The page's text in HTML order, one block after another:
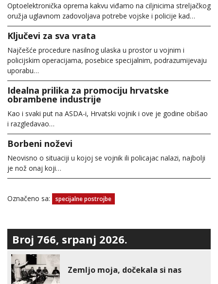
Optoelektronička oprema kakvu viđamo na ciljnicima streljačkog
oružja uglavnom zadovoljava potrebe vojske i policije kad…
Ključevi za sva vrata
Najčešće procedure nasilnog ulaska u prostor u vojnim i
policijskim operacijama, posebice specijalnim, podrazumijevaju
uporabu…
Idealna prilika za promociju hrvatske
obrambene industrije
Kao i svaki put na ASDA-i, Hrvatski vojnik i ove je godine obišao
i razgledavao…
Borbeni noževi
Neovisno o situaciji u kojoj se vojnik ili policajac nalazi, najbolji
je nož onaj koji…
Označeno sa: specijalne postrojbe
Broj 766, srpanj 2026.
Zemljo moja, dočekala si nas